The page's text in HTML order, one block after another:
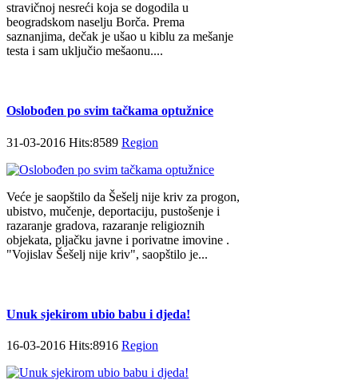
stravičnoj nesreći koja se dogodila u
beogradskom naselju Borča. Prema
saznanjima, dečak je ušao u kiblu za mešanje
testa i sam uključio mešaonu....
Oslobođen po svim tačkama optužnice
31-03-2016 Hits:8589 Region
Veće je saopštilo da Šešelj nije kriv za progon,
ubistvo, mučenje, deportaciju, pustošenje i
razaranje gradova, razaranje religioznih
objekata, pljačku javne i porivatne imovine .
"Vojislav Šešelj nije kriv", saopštilo je...
Unuk sjekirom ubio babu i djeda!
16-03-2016 Hits:8916 Region